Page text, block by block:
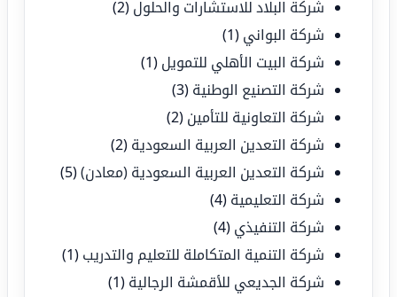
شركة البلاد للاستشارات والحلول (2)
شركة البواني (1)
شركة البيت الأهلي للتمويل (1)
شركة التصنيع الوطنية (3)
شركة التعاونية للتأمين (2)
شركة التعدين العربية السعودية (2)
شركة التعدين العربية السعودية (معادن)(5)
شركة التعليمية (4)
شركة التنفيذي (4)
شركة التنمية المتكاملة للتعليم والتدريب (1)
شركة الجديعي للأقمشة الرجالية (1)